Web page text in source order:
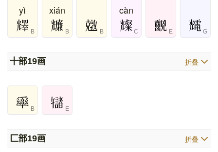
yì
B
xián
B B
càn
C E G
十部19画 折叠
B E
匚部19画 折叠